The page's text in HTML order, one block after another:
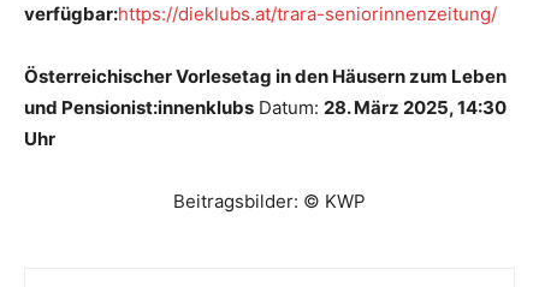
verfügbar:https://dieklubs.at/trara-seniorinnenzeitung/
Österreichischer Vorlesetag in den Häusern zum Leben
und Pensionist:innenklubs Datum: 28. März 2025, 14:30
Uhr
Beitragsbilder: © KWP